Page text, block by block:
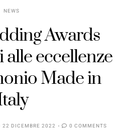
NEWS
Awards
eccellenze
Made in
22 DICEMBRE 2022 0 COMMENTS